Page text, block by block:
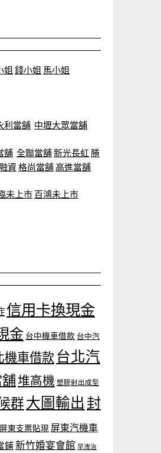
姐 錢小姐 馬小姐
利當舖 中壢大眾當舖
舖 全聯當舖新光長虹 勝
資格尚當舖高進當舖
未上市 百鴻未上市
信用卡換現金
金 台中機車借款 台中汽
機車借款 台北汽
堆高機 塑膠射出成型
群大圖輸出 封
屏東支票貼現 屏東汽機車
鋪 新竹婚宴會館 早洩治